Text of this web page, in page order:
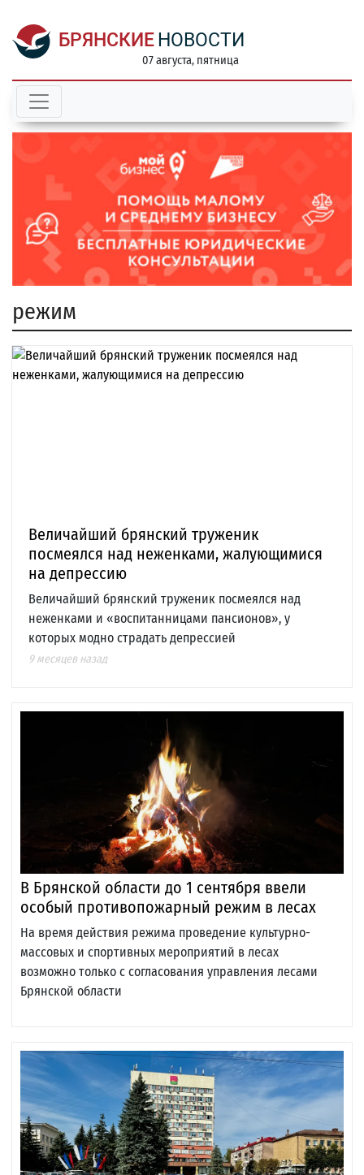
БРЯНСКИЕ НОВОСТИ
07 августа, пятница
режим
Величайший брянский труженик
посмеялся над неженками, жалующимися
на депрессию
Величайший брянский труженик посмеялся над
неженками и «воспитанницами пансионов», у
которых модно страдать депрессией
9 месяцев назад
В Брянской области до 1 сентября ввели
особый противопожарный режим в лесах
На время действия режима проведение культурно-
массовых и спортивных мероприятий в лесах
возможно только с согласования управления лесами
Брянской области